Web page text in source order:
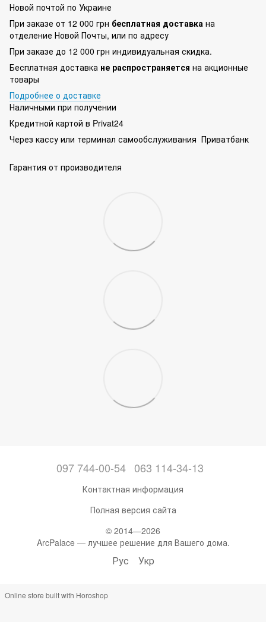
Новой почтой по Украине
При заказе от 12 000 грн бесплатная доставка на
отделение Новой Почты, или по адресу
При заказе до 12 000 грн индивидуальная скидка.
Бесплатная доставка не распространяется на акционные
товары
Подробнее о доставке
Наличными при получении
Кредитной картой в Privat24
Через кассу или терминал самообслуживания Приватбанк
Гарантия от производителя
097 744-00-54 063 114-34-13
Контактная информация
Полная версия сайта
© 2014—2026
ArcPalace — лучшее решение для Вашего дома.
Рус Укр
Online store built with Horoshop